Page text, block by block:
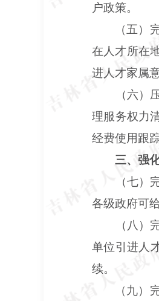
户政策。
（五）
在人才所在
进人才家属
（六）
理服务权力
经费使用跟
三、强
（七）
各级政府可
（八）
单位引进人
续。
（九）